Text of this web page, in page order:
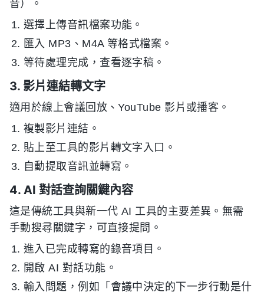
音）。
選擇上傳音訊檔案功能。
匯入 MP3、M4A 等格式檔案。
等待處理完成，查看逐字稿。
3. 影片連結轉文字
適用於線上會議回放、YouTube 影片或播客。
複製影片連結。
貼上至工具的影片轉文字入口。
自動提取音訊並轉寫。
4. AI 對話查詢關鍵內容
這是傳統工具與新一代 AI 工具的主要差異。無需
手動搜尋關鍵字，可直接提問。
進入已完成轉寫的錄音項目。
開啟 AI 對話功能。
輸入問題，例如「會議中決定的下一步行動是什